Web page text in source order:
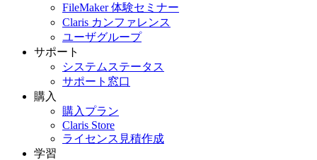
FileMaker 体験セミナー
Claris カンファレンス
ユーザグループ
サポート
システムステータス
サポート窓口
購入
購入プラン
Claris Store
ライセンス見積作成
学習